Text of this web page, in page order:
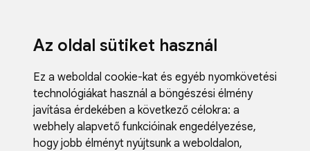
Az oldal sütiket használ
Ez a weboldal cookie-kat és egyéb nyomkövetési
technológiákat használ a böngészési élmény
javítása érdekében a következő célokra: a
webhely alapvető funkcióinak engedélyezése,
hogy jobb élményt nyújtsunk a weboldalon,